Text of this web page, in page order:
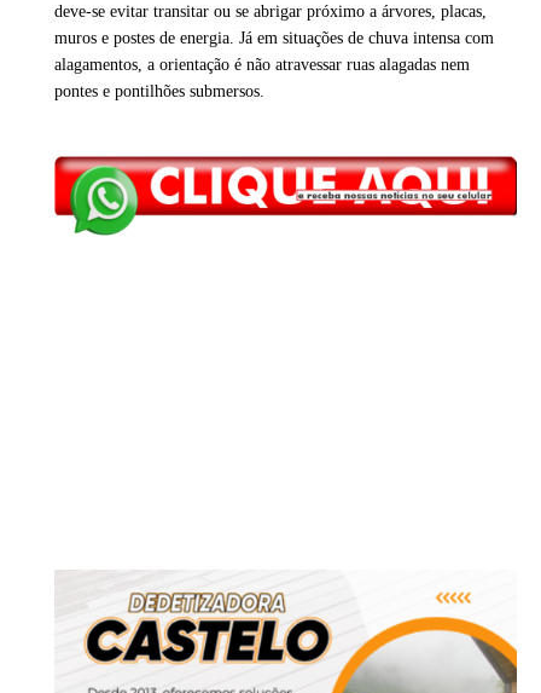
deve-se evitar transitar ou se abrigar próximo a árvores, placas,
muros e postes de energia. Já em situações de chuva intensa com
alagamentos, a orientação é não atravessar ruas alagadas nem
pontes e pontilhões submersos.